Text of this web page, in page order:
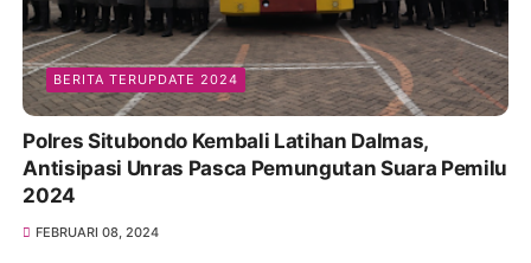
BERITA TERUPDATE 2024
Polres Situbondo Kembali Latihan Dalmas,
Antisipasi Unras Pasca Pemungutan Suara Pemilu
2024
FEBRUARI 08, 2024